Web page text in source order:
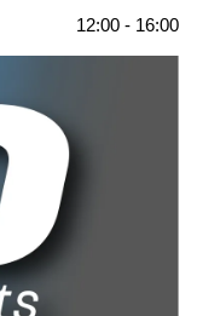
12:00 - 16:00